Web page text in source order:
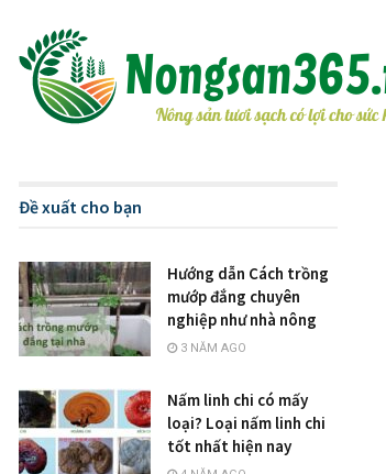
Đề xuất cho bạn
Hướng dẫn Cách trồng
mướp đắng chuyên
nghiệp như nhà nông
3 NĂM AGO
Nấm linh chi có mấy
loại? Loại nấm linh chi
tốt nhất hiện nay